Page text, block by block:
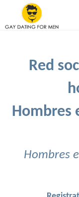
Red
Hombres
Hombres